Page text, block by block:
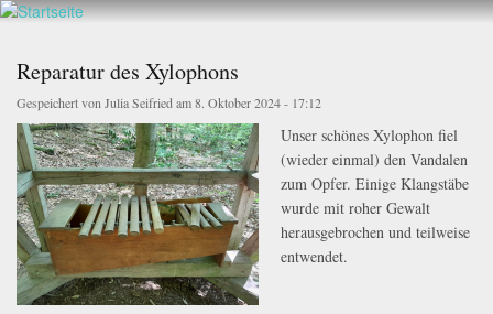
Direkt
Inhalt
Walderlebnis
e.V.
Reparatur des Xylophons
Gespeichert von Julia Seifried am 8. Oktober 2024 - 17:12
1.jpeg
Unser schönes Xylophon fiel
(wieder einmal) den Vandalen
zum Opfer. Einige Klangstäbe
wurde mit roher Gewalt
herausgebrochen und teilweise
entwendet.
2.jpeg